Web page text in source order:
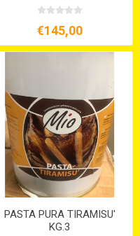
€145,00
PASTA PURA TIRAMISU'
KG.3